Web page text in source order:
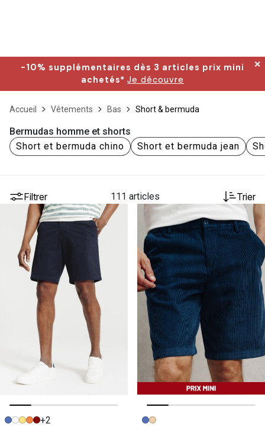
-10% supplémentaires dès 3 articles prix mini
achetés* Je découvre
✕
Accueil Vêtements Bas Short & bermuda
Bermudas homme et shorts
Short et bermuda chino
Short et bermuda jean
Filtrer 111 articles Trier
Image précédente
Image suivante
+2
Image précédente
Image suivante